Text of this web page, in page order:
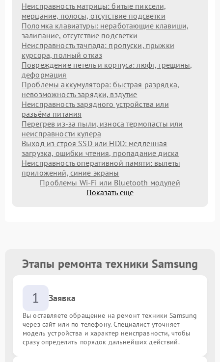
Неисправность матрицы: битые пиксели,
мерцание, полосы, отсутствие подсветки
Поломка клавиатуры: неработающие клавиши,
залипание, отсутствие подсветки
Неисправность тачпада: пропуски, прыжки
курсора, полный отказ
Повреждение петель и корпуса: люфт, трещины,
деформация
Проблемы аккумулятора: быстрая разрядка,
невозможность зарядки, вздутие
Неисправность зарядного устройства или
разъёма питания
Перегрев из‑за пыли, износа термопасты или
неисправности кулера
Выход из строя SSD или HDD: медленная
загрузка, ошибки чтения, пропадание диска
Неисправность оперативной памяти: вылеты
приложений, синие экраны
Проблемы Wi‑Fi или Bluetooth модулей
Показать еще
Этапы ремонта техники Samsung
1 Заявка
Вы оставляете обращение на ремонт техники Samsung
через сайт или по телефону. Специалист уточняет
модель устройства и характер неисправности, чтобы
сразу определить порядок дальнейших действий.